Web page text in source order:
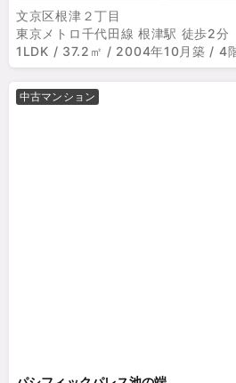
文京区根津２丁目
東京メトロ千代田線 根津駅 徒歩2分
1LDK / 37.2㎡ / 2004年10月築 / 4
中古マンション